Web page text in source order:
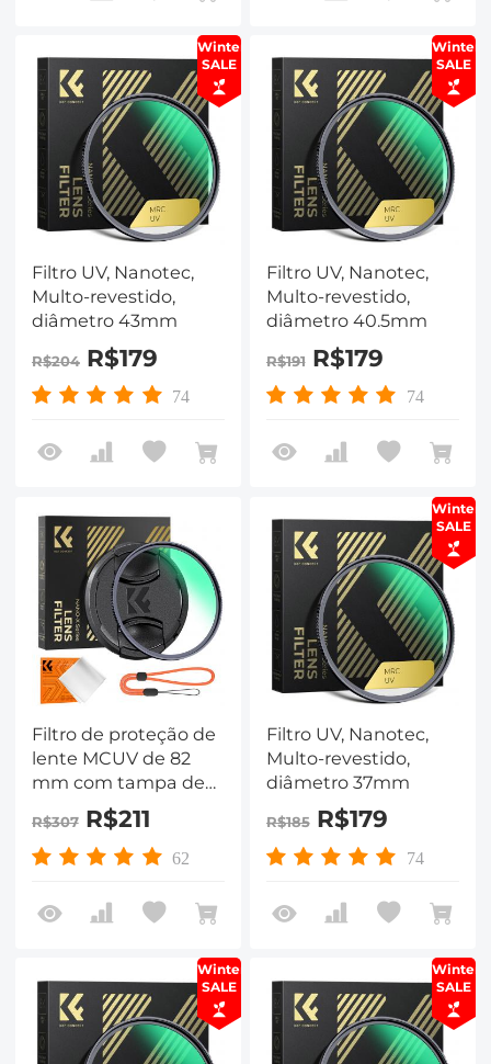
f2.8S)
Winter
SALE
Filtro UV, Nanotec,
Multo-revestido,
diâmetro 43mm
R$204R$179
74
Winter
SALE
Filtro UV, Nanotec,
Multo-revestido,
diâmetro 40.5mm
R$191R$179
74
Filtro de proteção de
lente MCUV de 82
mm com tampa de
filtro Pano de
limpeza Vidro óptico
Ultra fino 28
multicamadas Série
Nano-Xcel
R$307R$211
62
Winter
SALE
Filtro UV, Nanotec,
Multo-revestido,
diâmetro 37mm
R$185R$179
74
Winter
SALE
Winter
SALE